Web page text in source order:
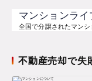
マンションライ
全国で分譲されたマン
不動産売却で失